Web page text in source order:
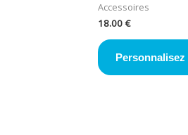
Accessoires
18.00€
Personnalisez